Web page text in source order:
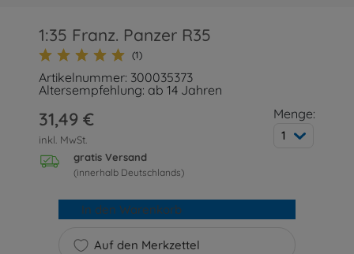
1:35 Franz. Panzer R35
(1)
Artikelnummer: 300035373
Altersempfehlung: ab 14 Jahren
31,49 €
inkl. MwSt.
gratis Versand
(innerhalb Deutschlands)
Menge:
1
Auf den Merkzettel
In den Warenkorb